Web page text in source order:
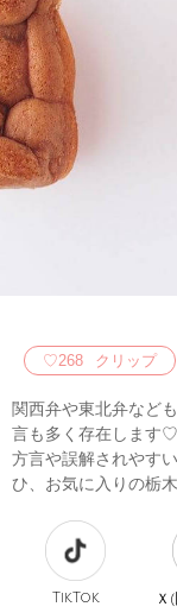
♡268 クリップ
関西弁や東北弁など
言も多く存在します
方言や誤解されやす
ひ、お気に入りの栃
TikTok Ｘ(